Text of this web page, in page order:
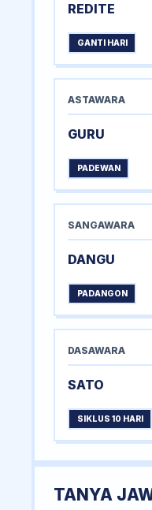
REDITE
GANTI HARI
ASTAWARA
GURU
PADEWAN
SANGAWARA
DANGU
PADANGON
DASAWARA
SATO
SIKLUS 10 HARI
TANYA